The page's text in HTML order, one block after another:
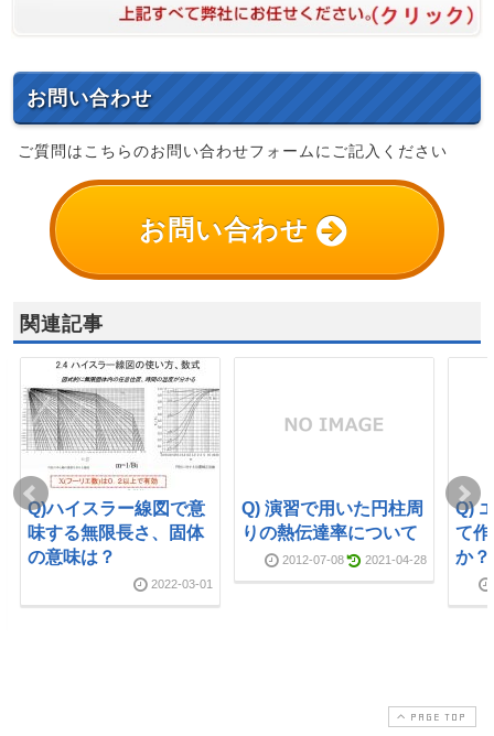
お問い合わせ
ご質問はこちらのお問い合わせフォームにご記入ください
お問い合わせ
関連記事
Q)ハイスラー線図で意
味する無限長さ、固体
の意味は？
2022-03-01
Q) 演習で用いた円柱周
りの熱伝達率について
2012-07-08 2021-04-28
Q)
て
か？
PAGE TOP